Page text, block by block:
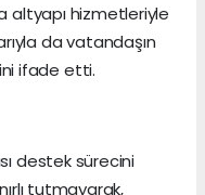
altyapı hizmetleriyle
da vatandaşın
ifade etti.
destek sürecini
tutmayarak,